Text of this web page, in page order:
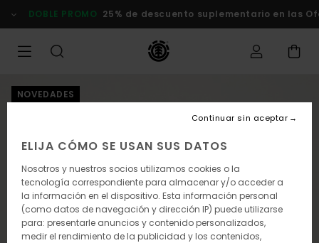
la
DOBLE PROMO 25% de descuento suplementario en las
NOVEDADES
ELIJA CÓMO SE USAN SUS DATOS
Nosotros y nuestros socios utilizamos cookies o la
tecnología correspondiente para almacenar y/o acceder a
la información en el dispositivo. Esta información personal
(como datos de navegación y dirección IP) puede utilizarse
para: presentarle anuncios y contenido personalizados,
medir el rendimiento de la publicidad y los contenidos,
Continuar sin aceptar